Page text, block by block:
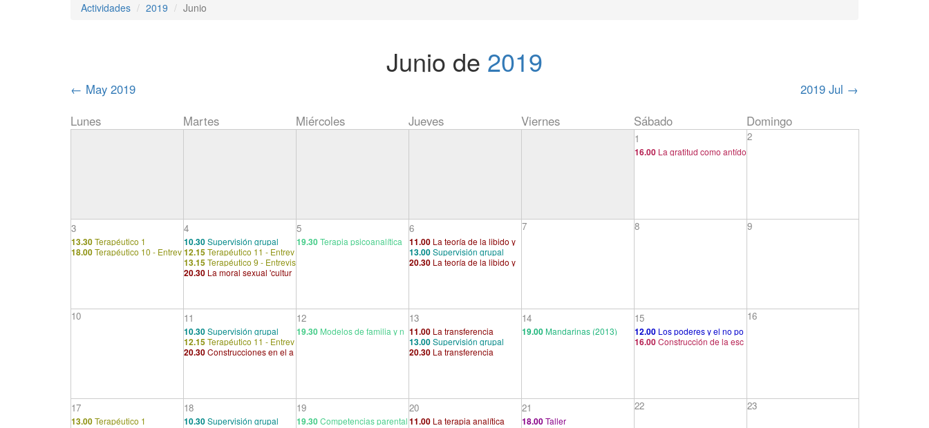
Actividades 2019 Junio
Junio de 2019
← May 2019 2019 Jul →
Lunes
Martes Miércoles Jueves Viernes Sábado Domingo
1
16.00 La gratitud como antído
2
3
13.30Terapéutico 1
18.00Terapéutico 10 - Entrev
4
10.30Supervisión grupal
12.15Terapéutico 11 - Entrev
istas preliminares
13.15Terapéutico 9 - Entrevis
tas preliminares
20.30 La moral sexual 'cultur
5
19.30Terapia psicoanalítica
6
11.00 La teoría de la libido y
el narcisismo
13.00Supervisión grupal
20.30 La teoría de la libido y
7 8 9
10 11
10.30Supervisión grupal
12.15Terapéutico 11 - Entrev
istas preliminares
20.30Construcciones en el a
12
19.30 Modelos de familia y n
13
11.00 La transferencia
13.00Supervisión grupal
20.30 La transferencia
14
19.00Mandarinas (2013)
15
12.00 Los poderes y el no po
der poder
16.00Construcción de la esc
16
17
13.00Terapéutico 1
18
10.30Supervisión grupal
19
19.30Competencias parental
20
11.00 La terapia analítica
21
18.00Taller
22 23